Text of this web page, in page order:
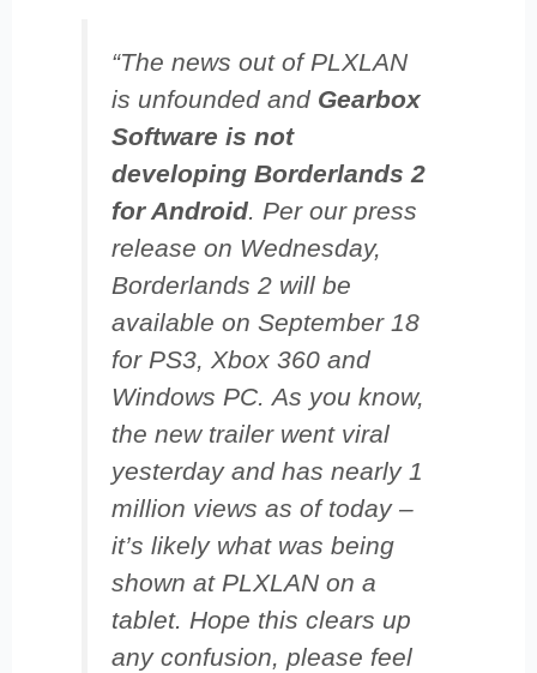
“The news out of PLXLAN
is unfounded and Gearbox
Software is not
developing Borderlands 2
for Android. Per our press
release on Wednesday,
Borderlands 2 will be
available on September 18
for PS3, Xbox 360 and
Windows PC. As you know,
the new trailer went viral
yesterday and has nearly 1
million views as of today –
it’s likely what was being
shown at PLXLAN on a
tablet. Hope this clears up
any confusion, please feel